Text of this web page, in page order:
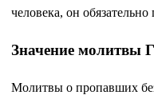
человека, он
Значение молитвы
Молитвы о пропавших